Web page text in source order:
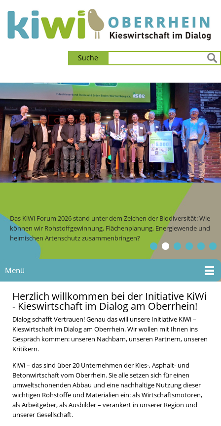
Suche
Das KiWi Forum 2026 stand unter dem Zeichen der Biodiversität: Wie
können wir Rohstoffgewinnung, Flächenplanung, Energiewende und
heimischen Artenschutz zusammenbringen?
Menü
Herzlich willkommen bei der Initiative KiWi
- Kieswirtschaft im Dialog am Oberrhein!
Dialog schafft Vertrauen! Genau das will unsere Initiative KiWi –
Kieswirtschaft im Dialog am Oberrhein. Wir wollen mit Ihnen ins
Gespräch kommen: unseren Nachbarn, unseren Partnern, unseren
Kritikern.
KiWi – das sind über 20 Unternehmen der Kies-, Asphalt- und
Betonwirtschaft vom Oberrhein. Sie alle setzen sich für einen
umweltschonenden Abbau und eine nachhaltige Nutzung dieser
wichtigen Rohstoffe und Materialien ein: als Wirtschaftsmotoren,
als Arbeitgeber, als Ausbilder – verankert in unserer Region und
unserer Gesellschaft.